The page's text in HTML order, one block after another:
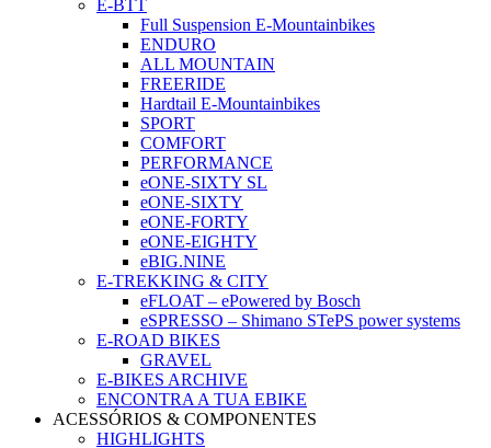
E-BTT
Full Suspension E-Mountainbikes
ENDURO
ALL MOUNTAIN
FREERIDE
Hardtail E-Mountainbikes
SPORT
COMFORT
PERFORMANCE
eONE-SIXTY SL
eONE-SIXTY
eONE-FORTY
eONE-EIGHTY
eBIG.NINE
E-TREKKING & CITY
eFLOAT – ePowered by Bosch
eSPRESSO – Shimano STePS power systems
E-ROAD BIKES
GRAVEL
E-BIKES ARCHIVE
ENCONTRA A TUA EBIKE
ACESSÓRIOS & COMPONENTES
HIGHLIGHTS